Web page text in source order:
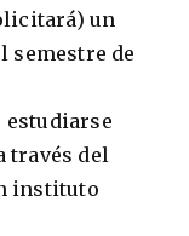
un
semestre de
estudiarse
través del
instituto